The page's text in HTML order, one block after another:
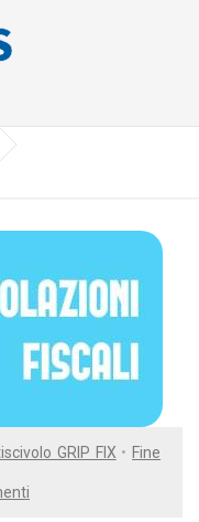
GRIP FIX • Fine